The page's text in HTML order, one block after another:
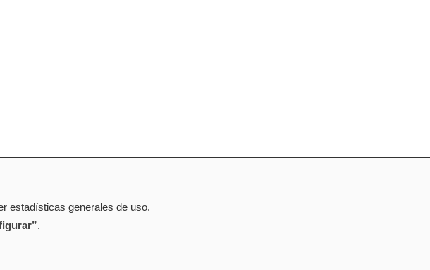
corporacion@cpen.es
estadísticas generales de uso.
.